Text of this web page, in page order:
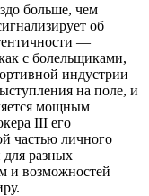
больше, чем
об
—
с болельщиками,
индустрии
на поле, и
мощным
III его
частью личного
для разных
и возможностей